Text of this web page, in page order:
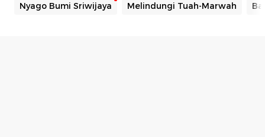
Nyago Bumi Sriwijaya Melindungi Tuah-Marwah